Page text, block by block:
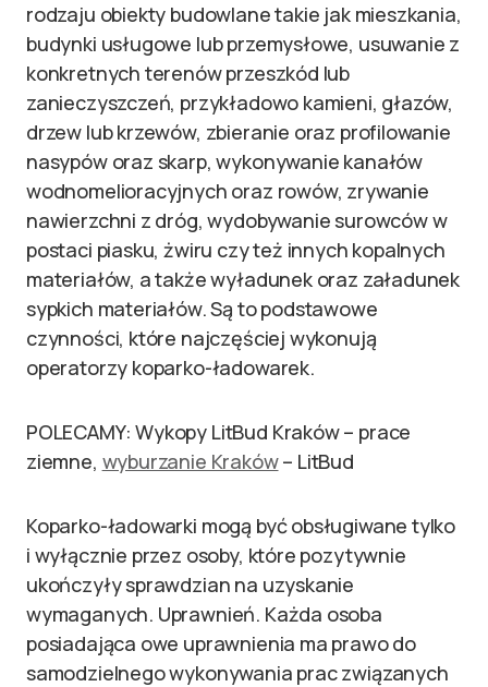
rodzaju obiekty budowlane takie jak mieszkania,
budynki usługowe lub przemysłowe, usuwanie z
konkretnych terenów przeszkód lub
zanieczyszczeń, przykładowo kamieni, głazów,
drzew lub krzewów, zbieranie oraz profilowanie
nasypów oraz skarp, wykonywanie kanałów
wodnomelioracyjnych oraz rowów, zrywanie
nawierzchni z dróg, wydobywanie surowców w
postaci piasku, żwiru czy też innych kopalnych
materiałów, a także wyładunek oraz załadunek
sypkich materiałów. Są to podstawowe
czynności, które najczęściej wykonują
operatorzy koparko-ładowarek.
POLECAMY: Wykopy LitBud Kraków – prace
ziemne, wyburzanie Kraków– LitBud
Koparko-ładowarki mogą być obsługiwane tylko
i wyłącznie przez osoby, które pozytywnie
ukończyły sprawdzian na uzyskanie
wymaganych. Uprawnień. Każda osoba
posiadająca owe uprawnienia ma prawo do
samodzielnego wykonywania prac związanych